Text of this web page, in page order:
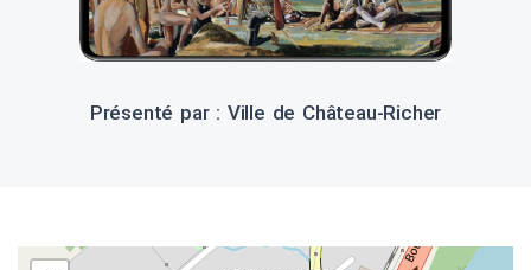
Présenté par : Ville de Château-Richer